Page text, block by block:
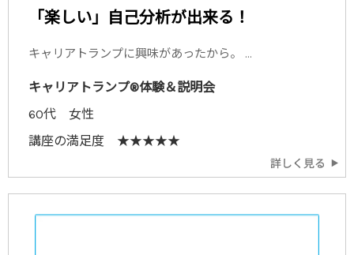
「楽しい」自己分析が出来る！
キャリアトランプに興味があったから。 ...
キャリアトランプ®体験＆説明会
60代 女性
講座の満足度 ★★★★★